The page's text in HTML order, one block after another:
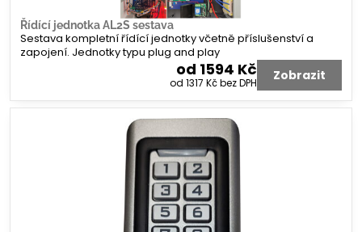
Řídící jednotka AL2S sestava
Sestava kompletní řídící jednotky včetně příslušenství a
zapojení. Jednotky typu plug and play
od 1594 Kč
od 1317 Kčbez DPH Zobrazit